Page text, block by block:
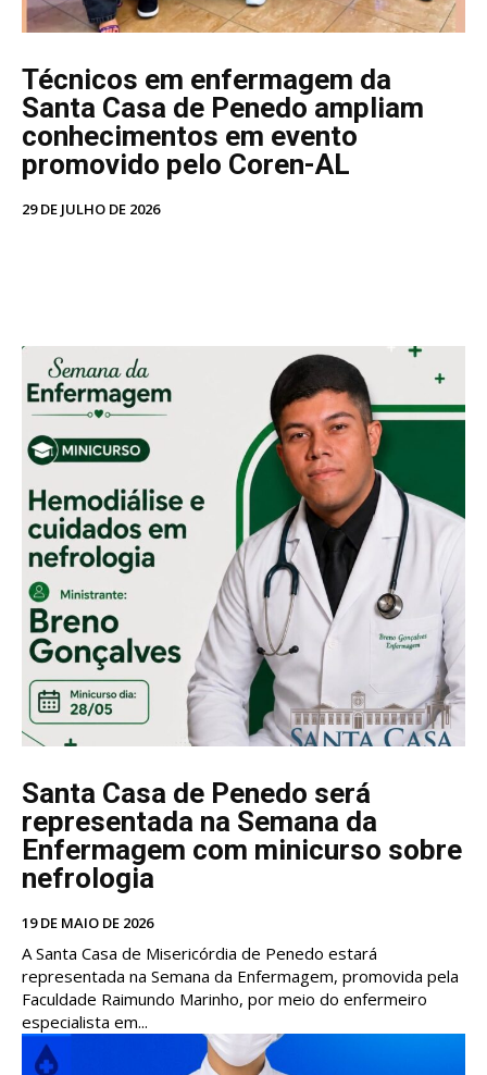
Técnicos em enfermagem da
Santa Casa de Penedo ampliam
conhecimentos em evento
promovido pelo Coren-AL
29 DE JULHO DE 2026
Santa Casa de Penedo será
representada na Semana da
Enfermagem com minicurso sobre
nefrologia
19 DE MAIO DE 2026
A Santa Casa de Misericórdia de Penedo estará
representada na Semana da Enfermagem, promovida pela
Faculdade Raimundo Marinho, por meio do enfermeiro
especialista em...